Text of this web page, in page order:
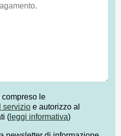
compreso le
servizio e autorizzo al
( leggi informativa)